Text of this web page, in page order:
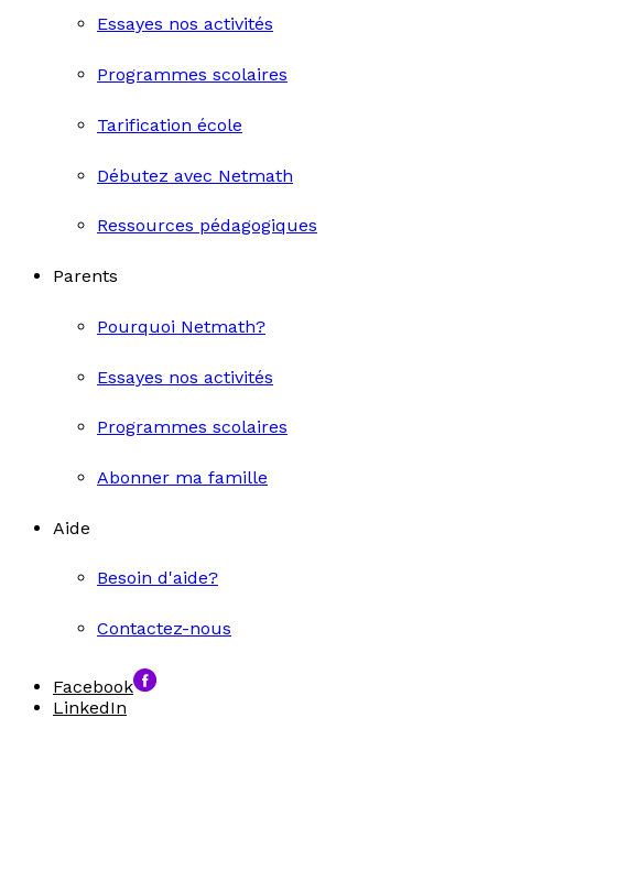
Essayes nos activités
Programmes scolaires
Tarification école
Débutez avec Netmath
Ressources pédagogiques
Parents
Pourquoi Netmath?
Essayes nos activités
Programmes scolaires
Abonner ma famille
Aide
Besoin d'aide?
Contactez-nous
Facebook
LinkedIn